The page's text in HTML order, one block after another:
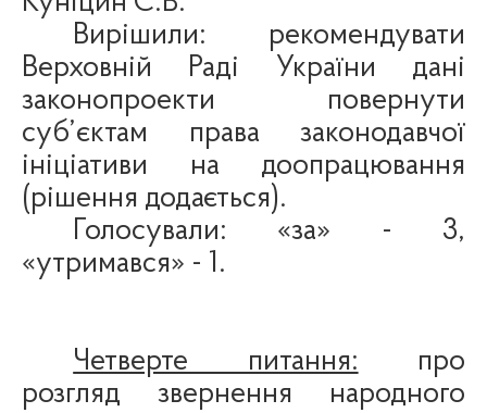
Вирішили: рекомендувати
Верховній Раді України
дані
законопроекти повернути
суб’єктам права законодавчої
ініціативи на доопрацювання
(рішення додається).
Голосували: «за» - 3,
«утримався» - 1.
Четверте питання: про
розгляд звернення народного